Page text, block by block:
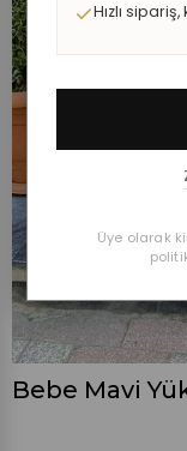
Bebe Mavi
Hızlı
Üye olarak